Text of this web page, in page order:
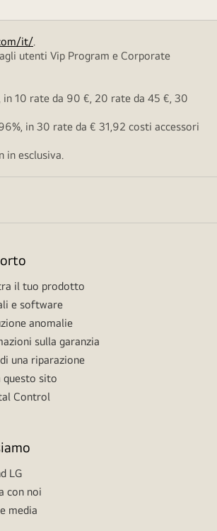
it/.
utenti Vip Program e Corporate
10 rate da 90 €, 20 rate da 45 €, 30
in 30 rate da € 31,92 costi accessori
in esclusiva.
il tuo prodotto
e software
anomalie
sulla garanzia
una riparazione
questo sito
Control
LG
con noi
media